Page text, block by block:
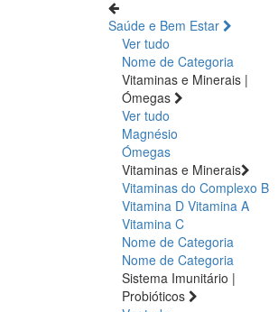
Saúde e Bem Estar
Ver tudo
Nome de Categoria
Vitaminas e Minerais |
Ómegas
Ver tudo
Magnésio
Ómegas
Vitaminas e Minerais
Vitaminas do Complexo B
Vitamina D Vitamina A
Vitamina C
Nome de Categoria
Nome de Categoria
Sistema Imunitário |
Probióticos